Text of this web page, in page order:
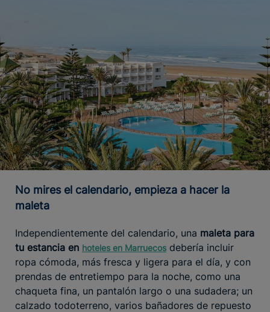
No mires el calendario, empieza a hacer la
maleta
Independientemente del calendario, una maleta para
tu estancia en hoteles en Marruecos debería incluir
ropa cómoda, más fresca y ligera para el día, y con
prendas de entretiempo para la noche, como una
chaqueta fina, un pantalón largo o una sudadera; un
calzado todoterreno, varios bañadores de repuesto